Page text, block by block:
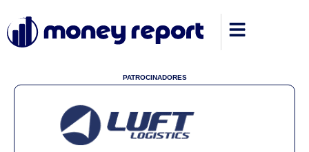
PATROCINADORES